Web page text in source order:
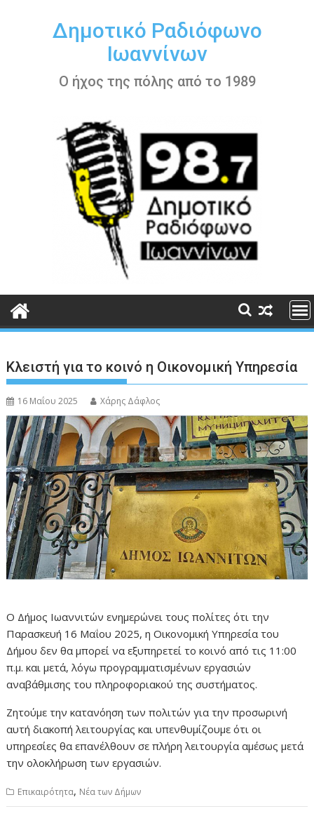
περιεχόμενοΔημοτικό Ραδιόφωνο
Ιωαννίνων
Ο ήχος της πόλης από το 1989
Κλειστή για το κοινό η Οικονομική Υπηρεσία
16 Μαΐου 2025 Χάρης Δάφλος
Ο Δήμος Ιωαννιτών ενημερώνει τους πολίτες ότι την
Παρασκευή 16 Μαΐου 2025, η Οικονομική Υπηρεσία του
Δήμου δεν θα μπορεί να εξυπηρετεί το κοινό από τις 11:00
π.μ. και μετά, λόγω προγραμματισμένων εργασιών
αναβάθμισης του πληροφοριακού της συστήματος.
Ζητούμε την κατανόηση των πολιτών για την προσωρινή
αυτή διακοπή λειτουργίας και υπενθυμίζουμε ότι οι
υπηρεσίες θα επανέλθουν σε πλήρη λειτουργία αμέσως μετά
την ολοκλήρωση των εργασιών.
Επικαιρότητα, Νέα των Δήμων